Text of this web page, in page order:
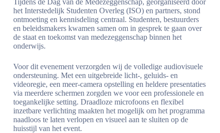
Tijdens de Dag van de Medezeggenschap, georganiseerd door
het Interstedelijk Studenten Overleg (ISO) en partners, stond
ontmoeting en kennisdeling centraal. Studenten, bestuurders
en beleidsmakers kwamen samen om in gesprek te gaan over
de staat en toekomst van medezeggenschap binnen het
onderwijs.
Voor dit evenement verzorgden wij de volledige audiovisuele
ondersteuning. Met een uitgebreide licht-, geluids- en
videoregie, een meer-camera opstelling en heldere presentaties
via meerdere schermen zorgden we voor een professionele en
toegankelijke setting. Draadloze microfoons en flexibel
inzetbare verlichting maakten het mogelijk om het programma
naadloos te laten verlopen en visueel aan te sluiten op de
huisstijl van het event.